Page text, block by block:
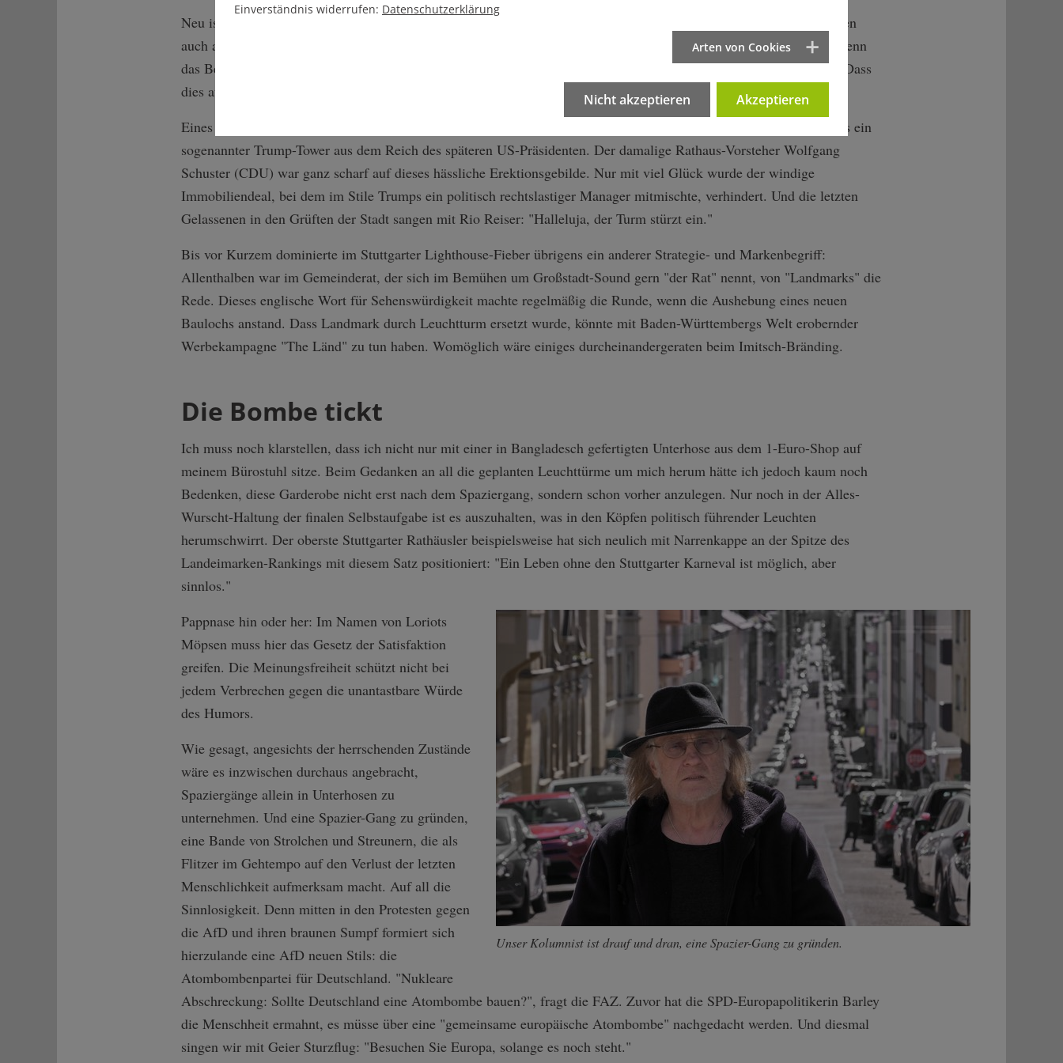
Neu ist diese Entwicklung nicht. In maßgeblichen Kessel-Köpfen hausen seit je Gigantomanie-Süchte, in Fachkreisen
auch als Komplexe bekannt. Nur der Minderwertigkeitskomplex war in dieser Stadt noch nie vom Abriss bedroht. Denn
das Bedürfnis, an den Wolken zu kratzen und in den Himmel des Weltruhms einzudringen, ist monströs verbreitet. Dass
dies auch mit Macho-Gelüsten nach Viagra-Architektur zu tun hat, liegt nahe. Mann wächst mit jedem Leuchtturm.
Eines der ganz großen Projekte in diesem Genre der Selbsterhöhung war ja schon zu Beginn des neuen Jahrtausends ein
sogenannter Trump-Tower aus dem Reich des späteren US-Präsidenten. Der damalige Rathaus-Vorsteher Wolfgang
Schuster (CDU) war ganz scharf auf dieses hässliche Erektionsgebilde. Nur mit viel Glück wurde der windige
Immobiliendeal, bei dem im Stile Trumps ein politisch rechtslastiger Manager mitmischte, verhindert. Und die letzten
Gelassenen in den Grüften der Stadt sangen mit Rio Reiser: "Halleluja, der Turm stürzt ein."
Bis vor Kurzem dominierte im Stuttgarter Lighthouse-Fieber übrigens ein anderer Strategie- und Markenbegriff:
Allenthalben war im Gemeinderat, der sich im Bemühen um Großstadt-Sound gern "der Rat" nennt, von "Landmarks" die
Rede. Dieses englische Wort für Sehenswürdigkeit machte regelmäßig die Runde, wenn die Aushebung eines neuen
Baulochs anstand. Dass Landmark durch Leuchtturm ersetzt wurde, könnte mit Baden-Württembergs Welt erobernder
Werbekampagne "The Länd" zu tun haben. Womöglich wäre einiges durcheinandergeraten beim Imitsch-Bränding.
Die Bombe tickt
Ich muss noch klarstellen, dass ich nicht nur mit einer in Bangladesch gefertigten Unterhose aus dem 1-Euro-Shop auf
meinem Bürostuhl sitze. Beim Gedanken an all die geplanten Leuchttürme um mich herum hätte ich jedoch kaum noch
Bedenken, diese Garderobe nicht erst nach dem Spaziergang, sondern schon vorher anzulegen. Nur noch in der Alles-
Wurscht-Haltung der finalen Selbstaufgabe ist es auszuhalten, was in den Köpfen politisch führender Leuchten
herumschwirrt. Der oberste Stuttgarter Rathäusler beispielsweise hat sich neulich mit Narrenkappe an der Spitze des
Landeimarken-Rankings mit diesem Satz positioniert: "Ein Leben ohne den Stuttgarter Karneval ist möglich, aber
sinnlos."
Unser Kolumnist ist drauf und dran, eine Spazier-Gang zu gründen.
Pappnase hin oder her: Im Namen von Loriots
Möpsen muss hier das Gesetz der Satisfaktion
greifen. Die Meinungsfreiheit schützt nicht bei
jedem Verbrechen gegen die unantastbare Würde
des Humors.
Wie gesagt, angesichts der herrschenden Zustände
wäre es inzwischen durchaus angebracht,
Spaziergänge allein in Unterhosen zu
unternehmen. Und eine Spazier-Gang zu gründen,
eine Bande von Strolchen und Streunern, die als
Flitzer im Gehtempo auf den Verlust der letzten
Menschlichkeit aufmerksam macht. Auf all die
Sinnlosigkeit. Denn mitten in den Protesten gegen
die AfD und ihren braunen Sumpf formiert sich
hierzulande eine AfD neuen Stils: die
Atombombenpartei für Deutschland. "Nukleare
Abschreckung: Sollte Deutschland eine Atombombe bauen?", fragt die FAZ. Zuvor hat die SPD-Europapolitikerin Barley
die Menschheit ermahnt, es müsse über eine "gemeinsame europäische Atombombe" nachgedacht werden. Und diesmal
singen wir mit Geier Sturzflug: "Besuchen Sie Europa, solange es noch steht."
Einverständnis widerrufen: Datenschutzerklärung
Arten von Cookies
Nicht akzeptieren Akzeptieren